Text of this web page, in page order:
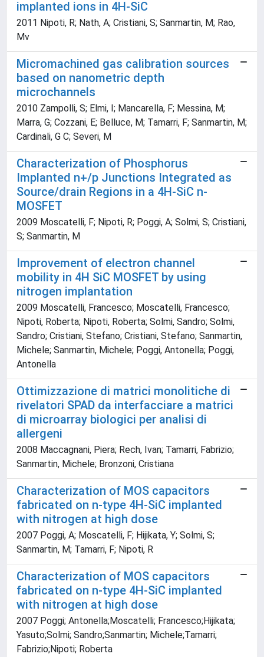
implanted ions in 4H-SiC
2011 Nipoti, R; Nath, A; Cristiani, S; Sanmartin, M; Rao,
Mv
Micromachined gas calibration sources
based on nanometric depth
microchannels
2010 Zampolli, S; Elmi, I; Mancarella, F; Messina, M;
Marra, G; Cozzani, E; Belluce, M; Tamarri, F; Sanmartin, M;
Cardinali, G C; Severi, M
Characterization of Phosphorus
Implanted n+/p Junctions Integrated as
Source/drain Regions in a 4H-SiC n-
MOSFET
2009 Moscatelli, F; Nipoti, R; Poggi, A; Solmi, S; Cristiani,
S; Sanmartin, M
Improvement of electron channel
mobility in 4H SiC MOSFET by using
nitrogen implantation
2009 Moscatelli, Francesco; Moscatelli, Francesco;
Nipoti, Roberta; Nipoti, Roberta; Solmi, Sandro; Solmi,
Sandro; Cristiani, Stefano; Cristiani, Stefano; Sanmartin,
Michele; Sanmartin, Michele; Poggi, Antonella; Poggi,
Antonella
Ottimizzazione di matrici monolitiche di
rivelatori SPAD da interfacciare a matrici
di microarray biologici per analisi di
allergeni
2008 Maccagnani, Piera; Rech, Ivan; Tamarri, Fabrizio;
Sanmartin, Michele; Bronzoni, Cristiana
Characterization of MOS capacitors
fabricated on n-type 4H-SiC implanted
with nitrogen at high dose
2007 Poggi, A; Moscatelli, F; Hijikata, Y; Solmi, S;
Sanmartin, M; Tamarri, F; Nipoti, R
Characterization of MOS capacitors
fabricated on n-type 4H-SiC implanted
with nitrogen at high dose
2007 Poggi; Antonella;Moscatelli; Francesco;Hijikata;
Yasuto;Solmi; Sandro;Sanmartin; Michele;Tamarri;
Fabrizio;Nipoti; Roberta